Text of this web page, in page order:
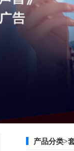
产品分类>